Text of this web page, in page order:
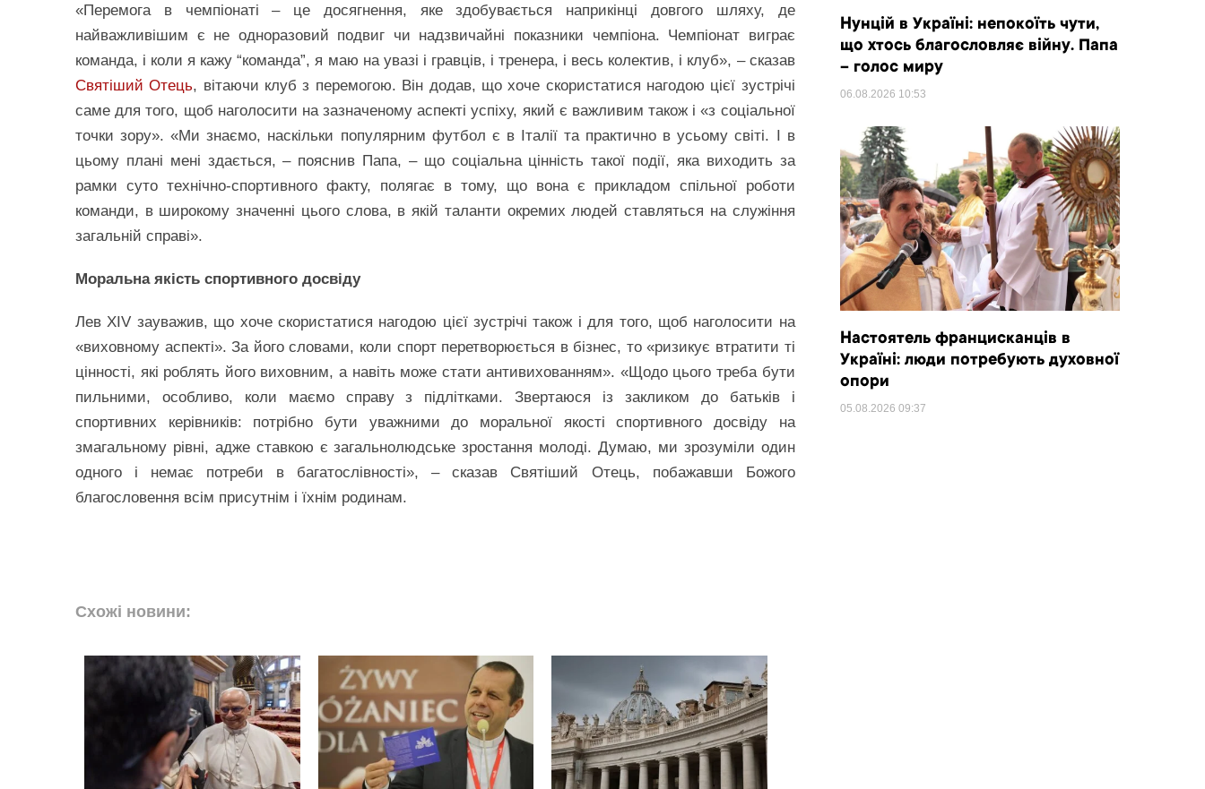
«Перемога в чемпіонаті – це досягнення, яке здобувається наприкінці довгого шляху, де
найважливішим є не одноразовий подвиг чи надзвичайні показники чемпіона. Чемпіонат виграє
команда, і коли я кажу “команда”, я маю на увазі і гравців, і тренера, і весь колектив, і клуб», – сказав
Святіший Отець, вітаючи клуб з перемогою. Він додав, що хоче скористатися нагодою цієї зустрічі
саме для того, щоб наголосити на зазначеному аспекті успіху, який є важливим також і «з соціальної
точки зору». «Ми знаємо, наскільки популярним футбол є в Італії та практично в усьому світі. І в
цьому плані мені здається, – пояснив Папа, – що соціальна цінність такої події, яка виходить за
рамки суто технічно-спортивного факту, полягає в тому, що вона є прикладом спільної роботи
команди, в широкому значенні цього слова, в якій таланти окремих людей ставляться на служіння
загальній справі».
Моральна якість спортивного досвіду
Лев XIV зауважив, що хоче скористатися нагодою цієї зустрічі також і для того, щоб наголосити на
«виховному аспекті». За його словами, коли спорт перетворюється в бізнес, то «ризикує втратити ті
цінності, які роблять його виховним, а навіть може стати антивихованням». «Щодо цього треба бути
пильними, особливо, коли маємо справу з підлітками. Звертаюся із закликом до батьків і
спортивних керівників: потрібно бути уважними до моральної якості спортивного досвіду на
змагальному рівні, адже ставкою є загальнолюдське зростання молоді. Думаю, ми зрозуміли один
одного і немає потреби в багатослівності», – сказав Святіший Отець, побажавши Божого
благословення всім присутнім і їхнім родинам.
Схожі новини:
Нунцій в Україні: непокоїть чути,
що хтось благословляє війну. Папа
– голос миру
06.08.2026 10:53
Настоятель францисканців в
Україні: люди потребують духовної
опори
05.08.2026 09:37